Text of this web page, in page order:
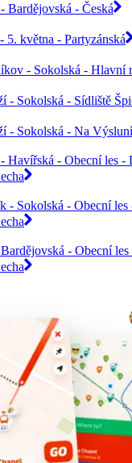
Bardějovská - Česká
5. května - Partyzánská
- Sokolská - Hlavní
- Sokolská - Sídliště
- Sokolská - Na Výsluní
Havířská - Obecní les -
- Sokolská - Obecní
- Obecní